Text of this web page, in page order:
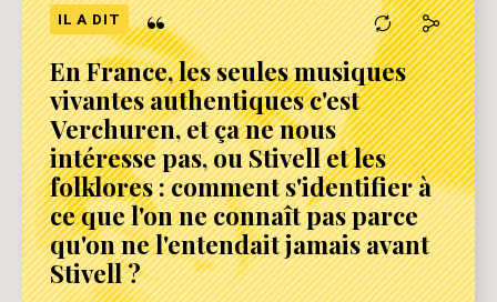
IL A DIT “
En France, les seules musiques
vivantes authentiques c'est
Verchuren, et ça ne nous
intéresse pas, ou Stivell et les
folklores : comment s'identifier à
ce que l'on ne connaît pas parce
qu'on ne l'entendait jamais avant
Stivell ?